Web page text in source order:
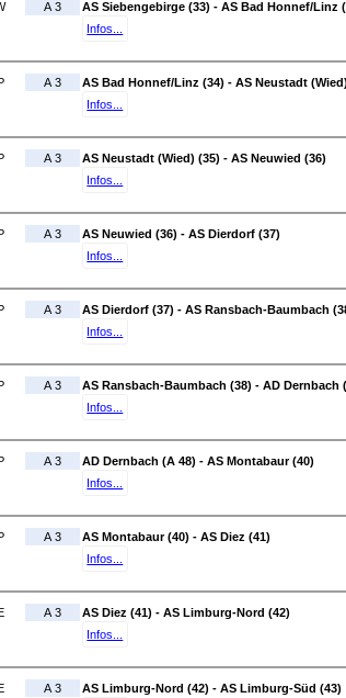
A 3
AS Siebengebirge (33) - AS Bad Honnef/Linz
Infos...
A 3
AS Bad Honnef/Linz (34) - AS Neustadt
Infos...
A 3
AS Neustadt (Wied) (35) - AS Neuwied (36)
Infos...
A 3
AS Neuwied (36) - AS Dierdorf (37)
Infos...
A 3
AS Dierdorf (37) - AS Ransbach-Baumbach
Infos...
A 3
AS Ransbach-Baumbach (38) - AD Dernbach
Infos...
A 3
AD Dernbach (A 48) - AS Montabaur (40)
Infos...
A 3
AS Montabaur (40) - AS Diez (41)
Infos...
A 3
AS Diez (41) - AS Limburg-Nord (42)
Infos...
A 3
AS Limburg-Nord (42) - AS Limburg-Süd (43)